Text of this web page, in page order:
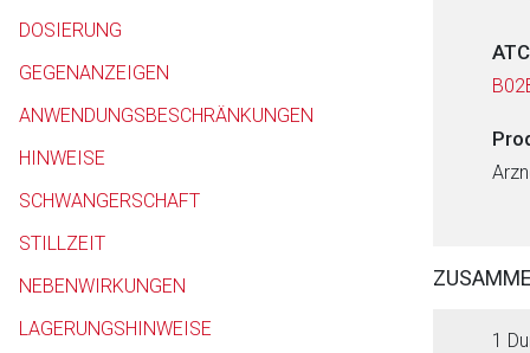
DOSIERUNG
GEGENANZEIGEN
ANWENDUNGSBESCHRÄNKUNGEN
HINWEISE
SCHWANGERSCHAFT
STILLZEIT
NEBENWIRKUNGEN
LAGERUNGSHINWEISE
ATC
1